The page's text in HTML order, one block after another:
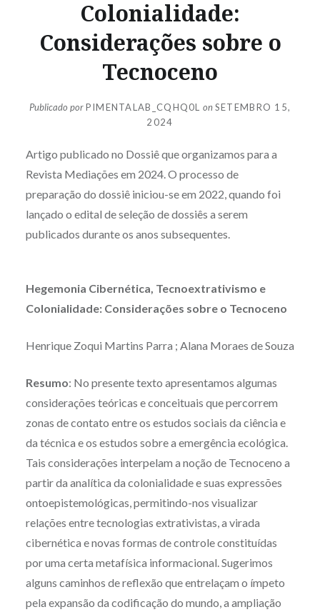
Colonialidade:
Considerações sobre o
Tecnoceno
Publicado porPIMENTALAB_CQHQ0L onSETEMBRO 15,
2024
Artigo publicado no Dossiê que organizamos para a
Revista Mediações em 2024. O processo de
preparação do dossiê iniciou-se em 2022, quando foi
lançado o edital de seleção de dossiês a serem
publicados durante os anos subsequentes.
Hegemonia Cibernética, Tecnoextrativismo e
Colonialidade: Considerações sobre o Tecnoceno
Henrique Zoqui Martins Parra ; Alana Moraes de Souza
Resumo: No presente texto apresentamos algumas
considerações teóricas e conceituais que percorrem
zonas de contato entre os estudos sociais da ciência e
da técnica e os estudos sobre a emergência ecológica.
Tais considerações interpelam a noção de Tecnoceno a
partir da analítica da colonialidade e suas expressões
ontoepistemológicas, permitindo-nos visualizar
relações entre tecnologias extrativistas, a virada
cibernética e novas formas de controle constituídas
por uma certa metafísica informacional. Sugerimos
alguns caminhos de reflexão que entrelaçam o ímpeto
pela expansão da codificação do mundo, a ampliação